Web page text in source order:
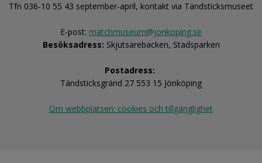
Tfn 036-10 55 43 september-april, kontakt via Tändsticksmuseet
E-post: matchmuseum@jonkoping.se
Besöksadress: Skjutsarebacken, Stadsparken
Postadress:
Tändsticksgränd 27 553 15 Jönköping
Om webbplatsen: cookies och tillgänglighet